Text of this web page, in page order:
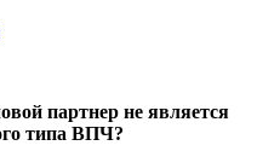
партнер не является
типа ВПЧ?